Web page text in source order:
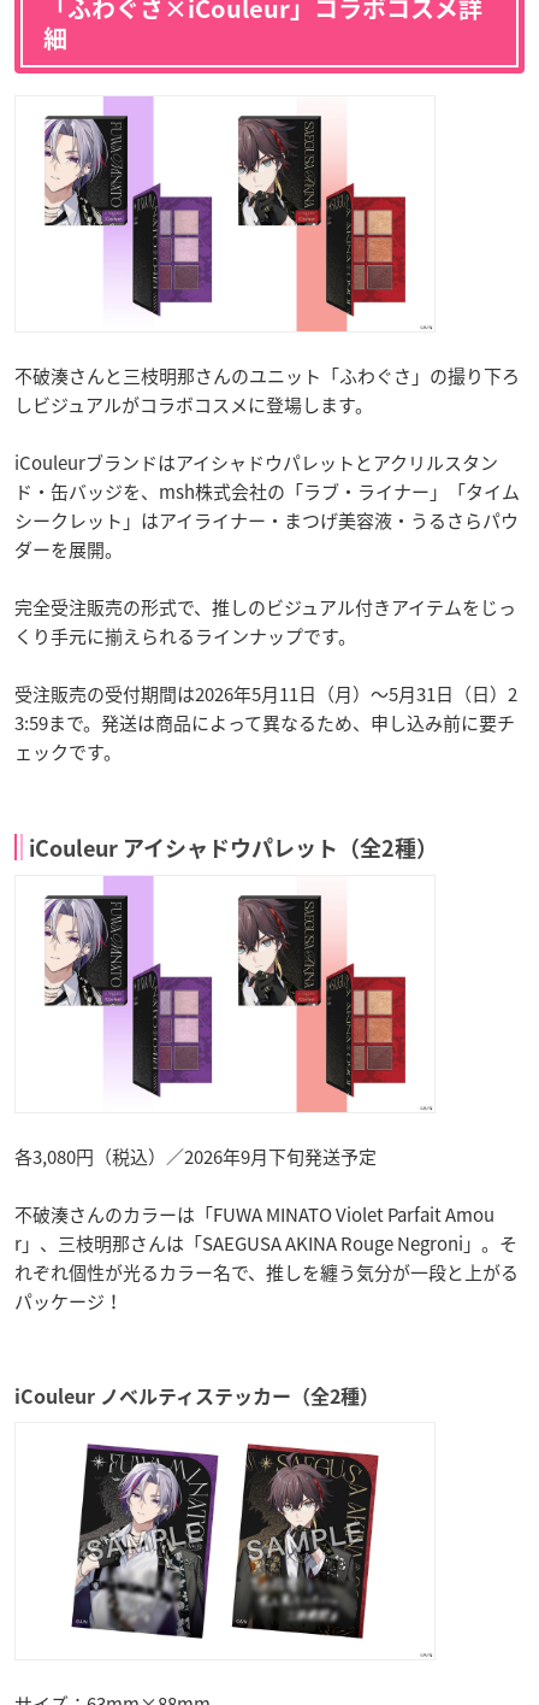
「ふわぐさ×iCouleur」コラボコスメ詳
細
不破湊さんと三枝明那さんのユニット「ふわぐさ」の撮り下ろ
しビジュアルがコラボコスメに登場します。
iCouleurブランドはアイシャドウパレットとアクリルスタン
ド・缶バッジを、msh株式会社の「ラブ・ライナー」「タイム
シークレット」はアイライナー・まつげ美容液・うるさらパウ
ダーを展開。
完全受注販売の形式で、推しのビジュアル付きアイテムをじっ
くり手元に揃えられるラインナップです。
受注販売の受付期間は2026年5月11日（月）〜5月31日（日）2
3:59まで。発送は商品によって異なるため、申し込み前に要チ
ェックです。
iCouleur アイシャドウパレット（全2種）
各3,080円（税込）／2026年9月下旬発送予定
不破湊さんのカラーは「FUWA MINATO Violet Parfait Amou
r」、三枝明那さんは「SAEGUSA AKINA Rouge Negroni」。そ
れぞれ個性が光るカラー名で、推しを纏う気分が一段と上がる
パッケージ！
iCouleur ノベルティステッカー（全2種）